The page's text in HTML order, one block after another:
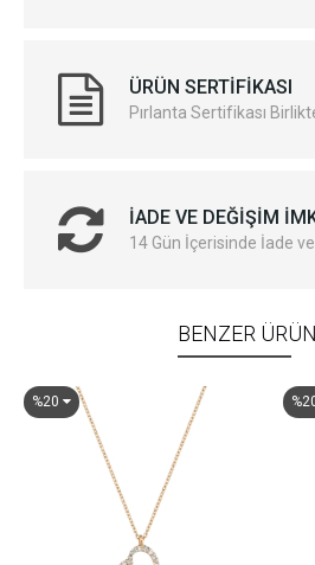
ÜRÜN SERTIFIKASI
Pırlanta Sertifikası
İADE VE DEĞIŞIM
14 Gün İçerisinde İade
BENZER
%20